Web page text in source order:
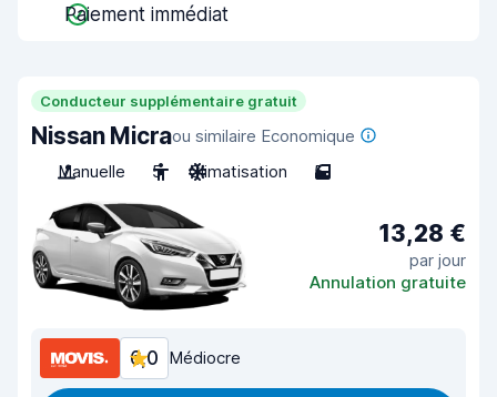
Paiement immédiat
Conducteur supplémentaire gratuit
Nissan Micraou similaire Economique
Manuelle
5 Climatisation 5
13,28 €
par jour
Annulation gratuite
6,0 Médiocre